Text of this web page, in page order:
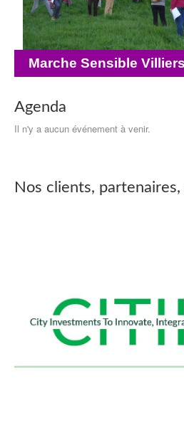
Marche Sensible
Agenda
Il n'y a aucun événement à venir.
Nos clients,